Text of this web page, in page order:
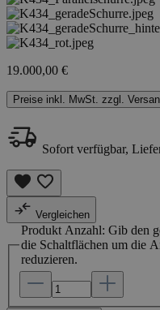
19.000,00 €
Preise inkl. MwSt. zzgl.
Sofort verfügbar,
Vergleichen
Produkt Anzahl: Gib den
die Schaltflächen um die
reduzieren.